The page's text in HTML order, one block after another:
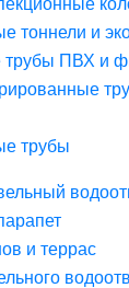
тоннели и
трубы ПВХ и
трубы
и террас